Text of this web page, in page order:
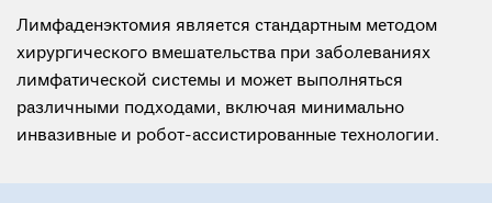
Лимфаденэктомия является стандартным методом
хирургического вмешательства при заболеваниях
лимфатической системы и может выполняться
различными подходами, включая минимально
инвазивные и робот-ассистированные технологии.